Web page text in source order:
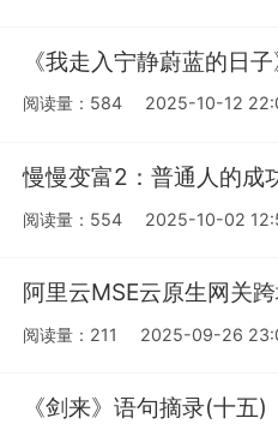
《我走入宁静蔚蓝的日子
阅读量：584 2025-10-12
慢慢变富2：普通人的成
阅读量：554 2025-10-02
阿里云MSE云原生网关
阅读量：211 2025-09-26
《剑来》语句摘录(十五)